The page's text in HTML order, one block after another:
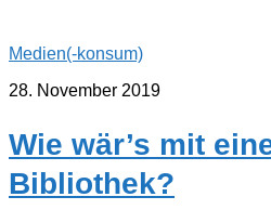
Medien(-konsum)
28. November 2019
Wie wär’s mit
Bibliothek?